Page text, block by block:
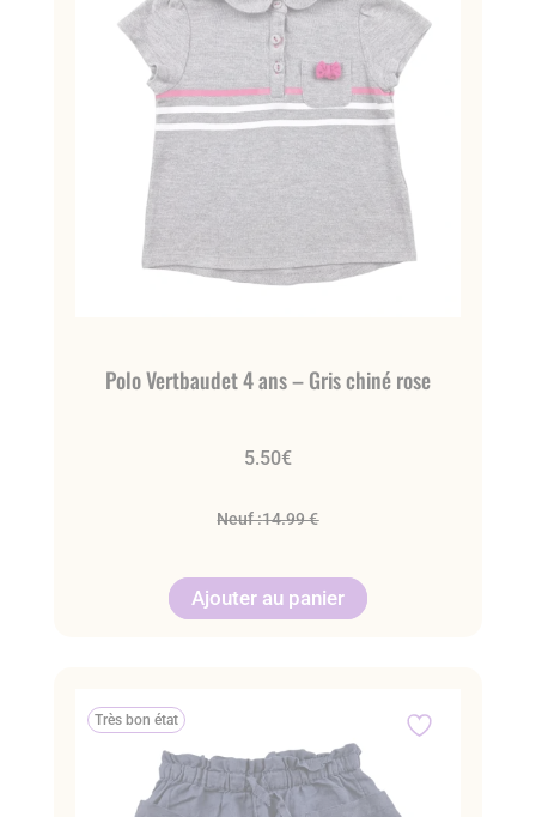
Polo Vertbaudet 4 ans – Gris chiné rose
5.50€
Neuf :14.99 €
Ajouter au panier
Très bon état